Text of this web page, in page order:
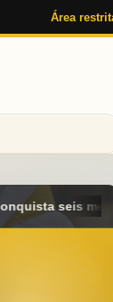
Área
lugar geral no